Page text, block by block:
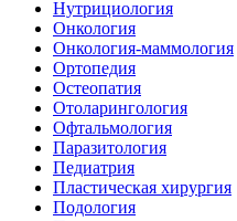
Нутрициология
Онкология
Онкология-маммология
Ортопедия
Остеопатия
Отоларингология
Офтальмология
Паразитология
Педиатрия
Пластическая хирургия
Подология